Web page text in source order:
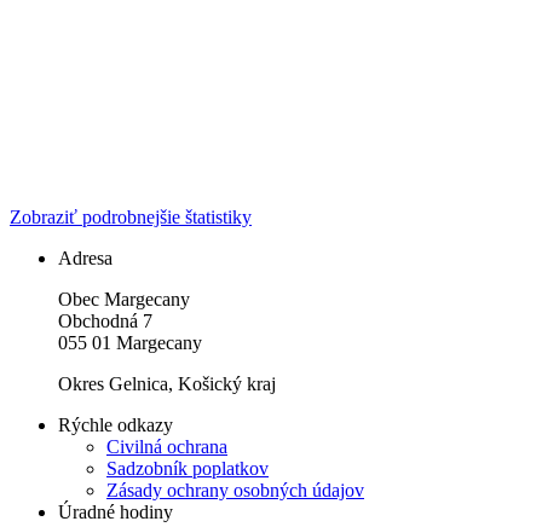
Zobraziť podrobnejšie štatistiky
Adresa
Obec Margecany
Obchodná 7
055 01 Margecany
Okres Gelnica, Košický kraj
Rýchle odkazy
Civilná ochrana
Sadzobník poplatkov
Zásady ochrany osobných údajov
Úradné hodiny